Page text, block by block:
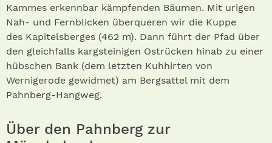
Kammes erkennbar kämpfenden Bäumen. Mit urigen
Nah- und Fernblicken überqueren wir die Kuppe
des Kapitelsberges (462 m). Dann führt der Pfad über
den gleichfalls kargsteinigen Ostrücken hinab zu einer
hübschen Bank (dem letzten Kuhhirten von
Wernigerode gewidmet) am Bergsattel mit dem
Pahnberg-Hangweg.
Über den Pahnberg zur